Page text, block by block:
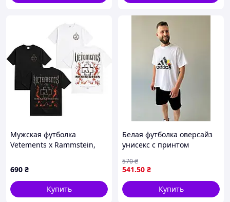
Мужская футболка
Vetements x Rammstein,
690 ₴
Купить
Белая футболка оверсайз
унисекс с принтом
для подростков
XSCtime3109
541.50 ₴
570₴
Купить